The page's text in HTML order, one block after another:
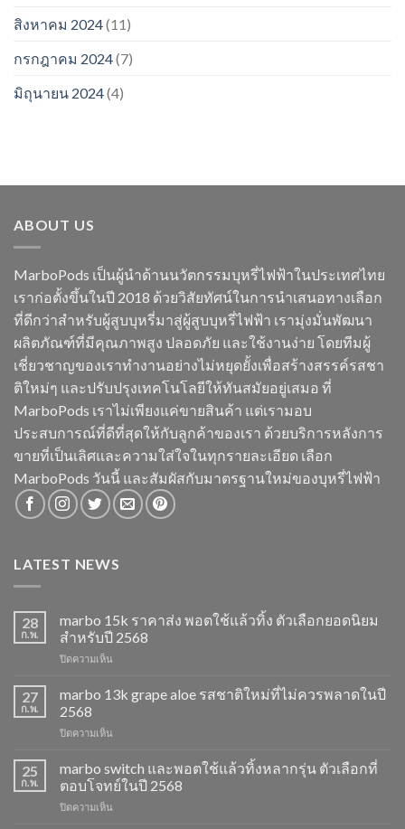
สิงหาคม 2024(11)
กรกฎาคม 2024(7)
มิถุนายน 2024(4)
ABOUT US
MarboPods เป็นผู้นำด้านนวัตกรรมบุหรี่ไฟฟ้าในประเทศไทย
เราก่อตั้งขึ้นในปี 2018 ด้วยวิสัยทัศน์ในการนำเสนอทางเลือก
ที่ดีกว่าสำหรับผู้สูบบุหรี่มาสู่ผู้สูบบุหรี่ไฟฟ้า เรามุ่งมั่นพัฒนา
ผลิตภัณฑ์ที่มีคุณภาพสูง ปลอดภัย และใช้งานง่าย โดยทีมผู้
เชี่ยวชาญของเราทำงานอย่างไม่หยุดยั้งเพื่อสร้างสรรค์รสชา
ติใหม่ๆ และปรับปรุงเทคโนโลยีให้ทันสมัยอยู่เสมอ ที่
MarboPods เราไม่เพียงแค่ขายสินค้า แต่เรามอบ
ประสบการณ์ที่ดีที่สุดให้กับลูกค้าของเรา ด้วยบริการหลังการ
ขายที่เป็นเลิศและความใส่ใจในทุกรายละเอียด เลือก
MarboPods วันนี้ และสัมผัสกับมาตรฐานใหม่ของบุหรี่ไฟฟ้า
LATEST NEWS
28
ก.พ.
marbo 15k ราคาส่ง พอตใช้แล้วทิ้ง ตัวเลือกยอดนิยม
สำหรับปี 2568
ปิดความเห็น
15k
ราคา
พอต
แล้ว
ทิ้ง
เลือก
27
ก.พ.
marbo 13k grape aloe รสชาติใหม่ที่ไม่ควรพลาดในปี
2568
ปิดความเห็น
13k
grape
aloe
รสชาติ
25
ก.พ.
marbo switch และพอตใช้แล้วทิ้งหลากรุ่น ตัวเลือกที่
ตอบโจทย์ในปี 2568
ปิดความเห็น